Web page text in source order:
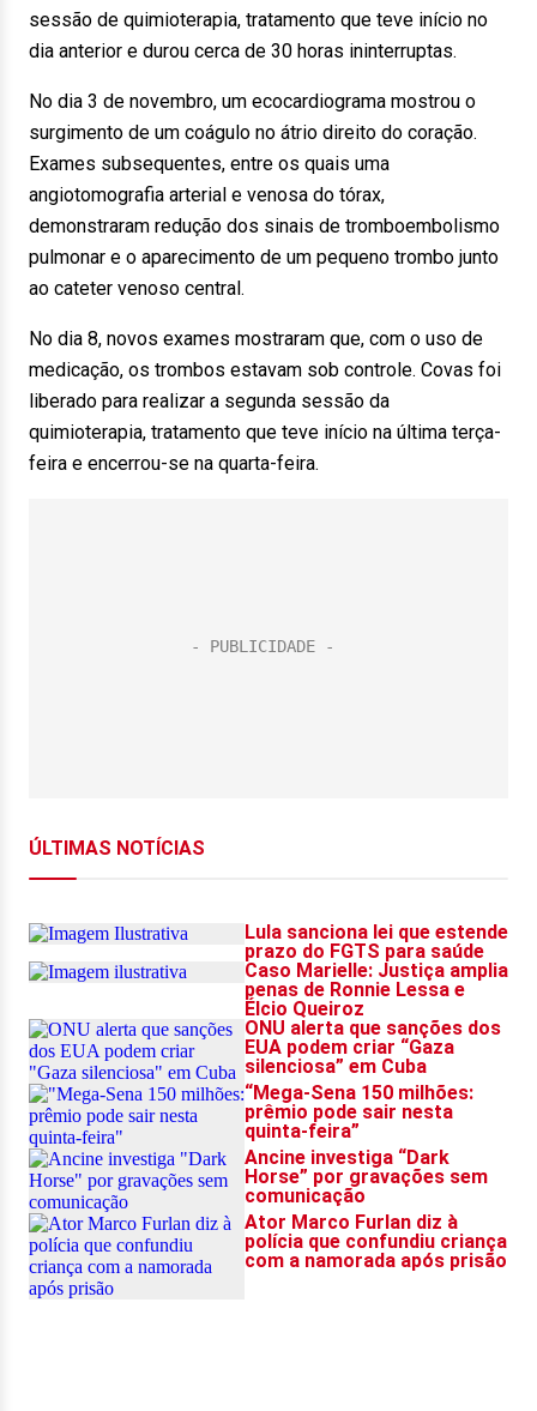
sessão de quimioterapia, tratamento que teve início no
dia anterior e durou cerca de 30 horas ininterruptas.
No dia 3 de novembro, um ecocardiograma mostrou o
surgimento de um coágulo no átrio direito do coração.
Exames subsequentes, entre os quais uma
angiotomografia arterial e venosa do tórax,
demonstraram redução dos sinais de tromboembolismo
pulmonar e o aparecimento de um pequeno trombo junto
ao cateter venoso central.
No dia 8, novos exames mostraram que, com o uso de
medicação, os trombos estavam sob controle. Covas foi
liberado para realizar a segunda sessão da
quimioterapia, tratamento que teve início na última terça-
feira e encerrou-se na quarta-feira.